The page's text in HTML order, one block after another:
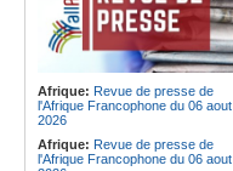
Afrique: Revue de presse de
l'Afrique Francophone du 06 aout
2026
Afrique: Revue de presse de
l'Afrique Francophone du 06 aout